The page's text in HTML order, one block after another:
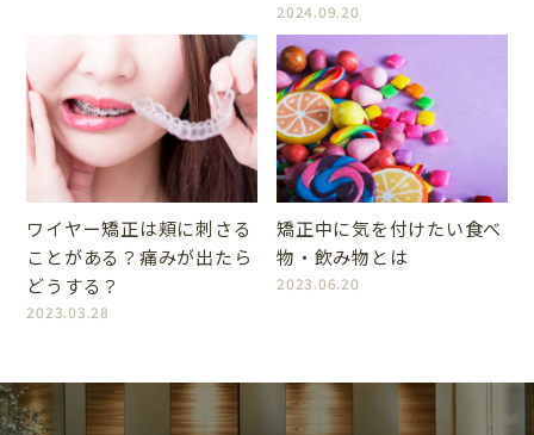
2024.09.20
ワイヤー矯正は頬に刺さる
ことがある？痛みが出たら
どうする？
2023.03.28
矯正中に気を付けたい食べ
物・飲み物とは
2023.06.20